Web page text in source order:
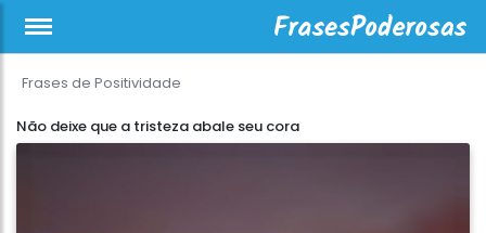
Frases de Positividade
Não deixe que a tristeza abale seu cora